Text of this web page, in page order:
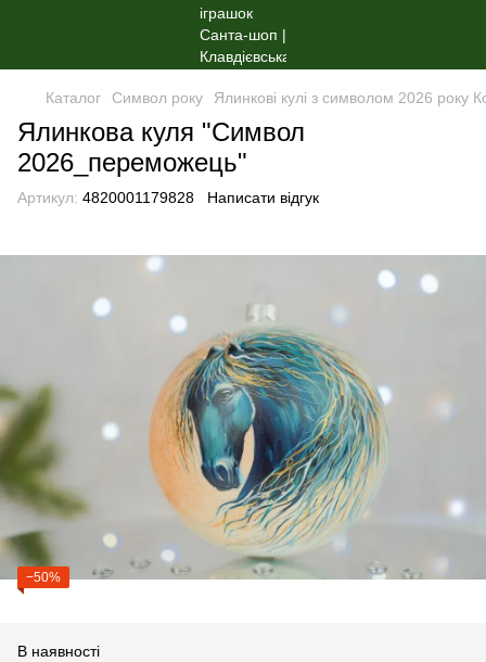
Каталог Символ року Ялинкові кулі з символом 2026 року
Ялинкова куля "Символ
2026_переможець"
Артикул: 4820001179828 Написати відгук
−50%
В наявності